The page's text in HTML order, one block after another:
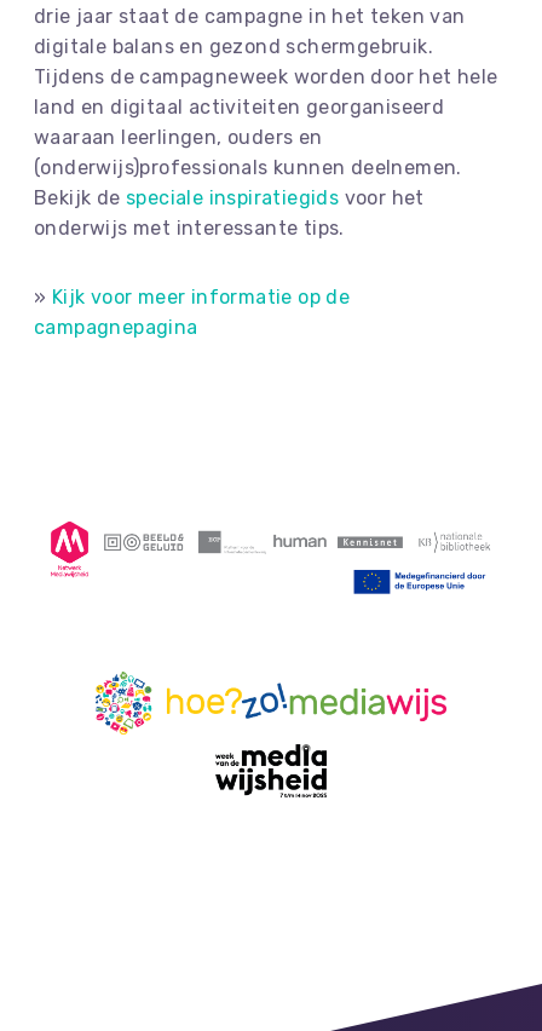
drie jaar staat de campagne in het teken van
digitale balans en gezond schermgebruik.
Tijdens de campagneweek worden door het hele
land en digitaal activiteiten georganiseerd
waaraan leerlingen, ouders en
(onderwijs)professionals kunnen deelnemen.
Bekijk de speciale inspiratiegids voor het
onderwijs met interessante tips.
» Kijk voor meer informatie op de
campagnepagina